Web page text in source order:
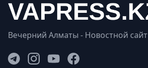
Вечерний Алматы - Новостной сайт